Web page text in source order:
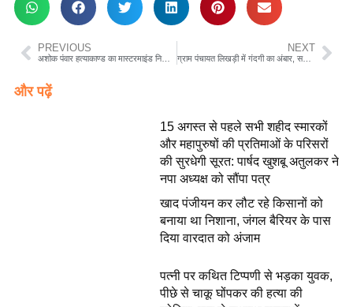
PREVIOUS
अशोक पंवार हत्याकाण्ड का मास्टरमाइंड निकला महावत अशोक पंवार हत्याकाण्ड का मास्टरमाइंड निकला महावत अशोक पंवार हत्याकाण्ड का मास्टरमाइंड
NEXT
ग्राम पंचायत लिखड़ी में गंदगी का अंबार, सचिव की लापरवाही उजागर झूठ का पुलिंदा बना ग्राम लिखड़ी का सचिव
और पढ़ें
15 अगस्त से पहले सभी शहीद स्मारकों
और महापुरुषों की प्रतिमाओं के परिसरों
की सुरधेगी सूरत: पार्षद खुशबू अतुलकर ने
नपा अध्यक्ष को सौंपा पत्र
खाद पंजीयन कर लौट रहे किसानों को
बनाया था निशाना, जंगल बैरियर के पास
दिया वारदात को अंजाम
पत्नी पर कथित टिप्पणी से भड़का युवक,
पीछे से चाकू घोंपकर की हत्या की